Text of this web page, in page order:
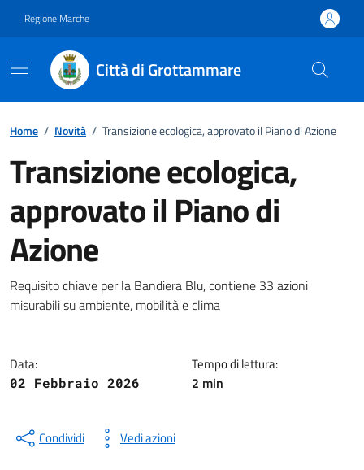
Regione Marche
Città di Grottammare
Home / Novità / Transizione ecologica, approvato il Piano di Azione
Transizione ecologica,
approvato il Piano di
Azione
Dettagli della notizia
Requisito chiave per la Bandiera Blu, contiene 33 azioni
misurabili su ambiente, mobilità e clima
Data:
02 Febbraio 2026
Tempo di lettura:
2 min
Condividi Vedi azioni